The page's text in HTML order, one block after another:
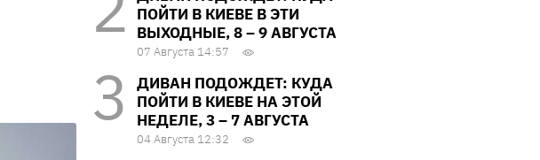
ПОЙТИ В КИЕВЕ В ЭТИ
ВЫХОДНЫЕ, 8 – 9 АВГУСТА
07 Августа 14:57
ДИВАН ПОДОЖДЕТ: КУДА
ПОЙТИ В КИЕВЕ НА ЭТОЙ
НЕДЕЛЕ, 3 – 7 АВГУСТА
04 Августа 12:32